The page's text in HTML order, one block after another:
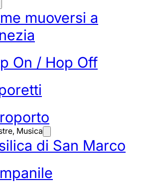
muoversi a
On / Hop Off
Musica
di San Marco